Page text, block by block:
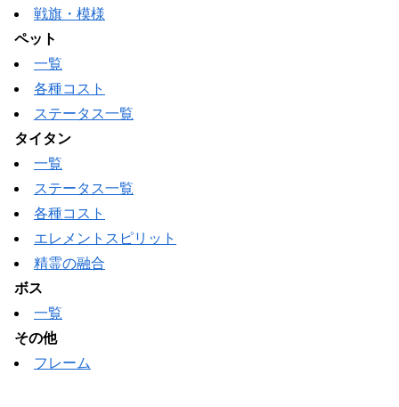
戦旗・模様
ペット
一覧
各種コスト
ステータス一覧
タイタン
一覧
ステータス一覧
各種コスト
エレメントスピリット
精霊の融合
ボス
一覧
その他
フレーム